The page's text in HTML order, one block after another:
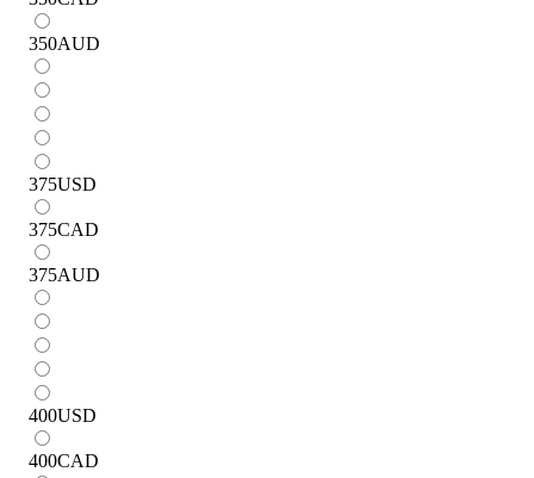
350AUD
375USD
375CAD
375AUD
400USD
400CAD